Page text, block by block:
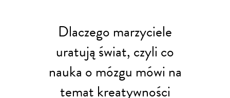
Dlaczego marzyciele
uratują świat, czyli co
nauka o mózgu mówi na
temat kreatywności